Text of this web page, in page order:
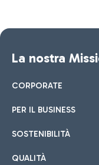
La nostra
CORPORATE
PER IL BUSINESS
SOSTENIBILITÀ
QUALITÀ